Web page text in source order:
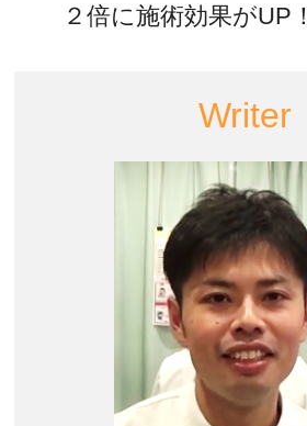
２倍に施術効果がUP！
Writer